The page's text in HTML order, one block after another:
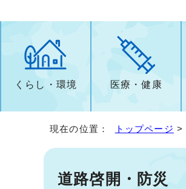
くらし・環境 医療・健康
現在の位置： トップページ >
道路啓開・防災